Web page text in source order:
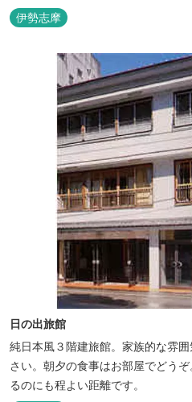
伊勢志摩
日の出旅館
純日本風３階建旅館。家族的な雰
さい。朝夕の食事はお部屋でどう
るのにも程よい距離です。